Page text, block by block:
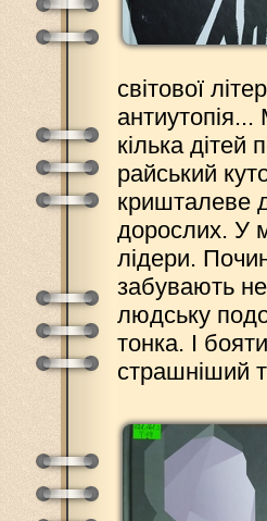
світової
кілька
райський
кришталеве
дорослих. У
лідери.
забувають
людську
тонка. І
страшніший